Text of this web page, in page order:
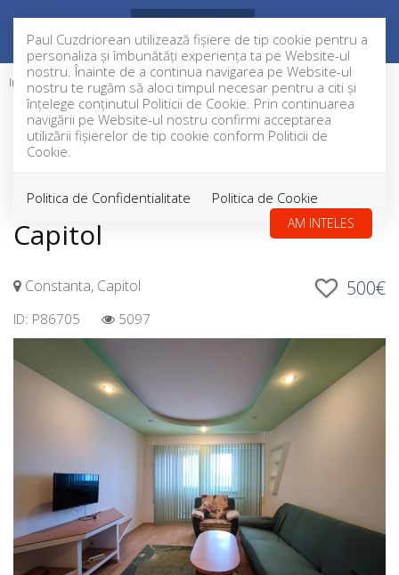
Paul Cuzdriorean utilizează fişiere de tip cookie pentru a
personaliza și îmbunătăți experiența ta pe Website-ul
nostru. Înainte de a continua navigarea pe Website-ul
nostru te rugăm să aloci timpul necesar pentru a citi și
înțelege conținutul Politicii de Cookie. Prin continuarea
navigării pe Website-ul nostru confirmi acceptarea
utilizării fişierelor de tip cookie conform Politicii de
Cookie.
Politica de Confidentialitate Politica de Cookie
AM INTELES
Inchiriere Apartamente Constanta Capitol
Aceast anunt nu mai este activ
Apartament 3 camere,
Capitol
Constanta, Capitol 500€
ID: P86705 5097
EXCLUSIVITATE INCHIRIAT